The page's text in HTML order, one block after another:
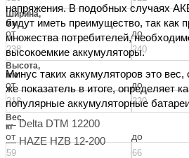
Ширина,
мм
от до
Высота,
мм
от до
Вес,
кг
от до
напряжения. В подобных случаях
будут иметь преимущество, так как
множества потребителей,
высокоемкие аккумуляторы.
Минус таких аккумуляторов это вес,
же показатель в итоге, определяет
популярные аккумуляторные
Delta DTM 12200
HAZE HZB 12-200